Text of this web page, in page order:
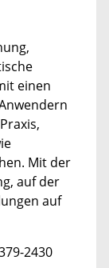
einen
Mit der
auf der
auf
2430